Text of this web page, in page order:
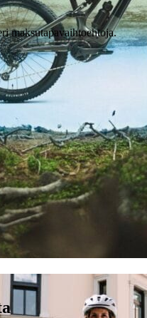
maksutapavaihtoehtoja.